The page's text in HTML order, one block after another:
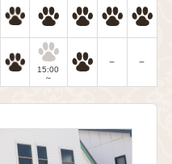
15:00
～
－ －